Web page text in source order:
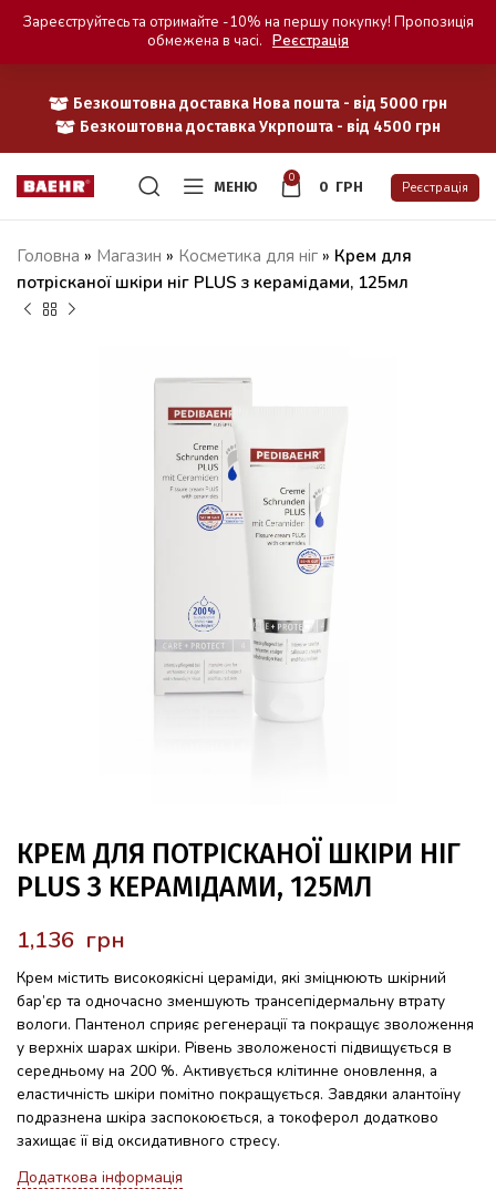
Безкоштовна доставка Нова пошта - від 5000 грн
Безкоштовна доставка Укрпошта - від 4500 грн
МЕНЮ
0
0 ГРН Реєстрація
Головна » Магазин » Косметика для ніг » Крем для
потрісканої шкіри ніг PLUS з керамідами, 125мл
КРЕМ ДЛЯ ПОТРІСКАНОЇ ШКІРИ НІГ
PLUS З КЕРАМІДАМИ, 125МЛ
грн
Крем містить високоякісні цераміди, які зміцнюють шкірний
бар’єр та одночасно зменшують трансепідермальну втрату
вологи. Пантенол сприяє регенерації та покращує зволоження
у верхніх шарах шкіри. Рівень зволоженості підвищується в
середньому на 200 %. Активується клітинне оновлення, а
еластичність шкіри помітно покращується. Завдяки алантоїну
подразнена шкіра заспокоюється, а токоферол додатково
захищає її від оксидативного стресу.
Додаткова інформація
Зареєструйтесь та отримайте -10% на першу покупку! Пропозиція
обмежена в часі. Реєстрація